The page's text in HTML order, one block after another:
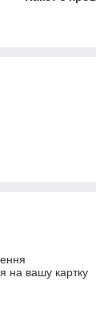
на вашу картку